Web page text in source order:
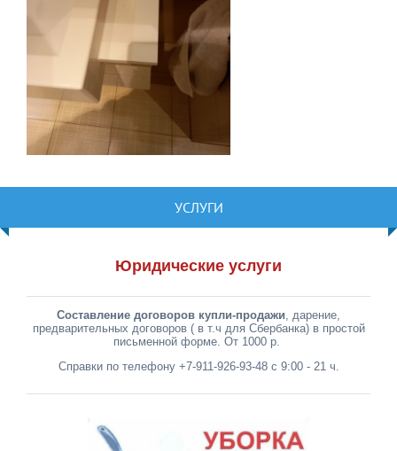
УСЛУГИ
Юридические услуги
Составление договоров купли-продажи , дарение,
предварительных договоров ( в т.ч для Сбербанка) в простой
письменной форме. От 1000 р.
Справки по телефону +7-911-926-93-48 с 9:00 - 21 ч.